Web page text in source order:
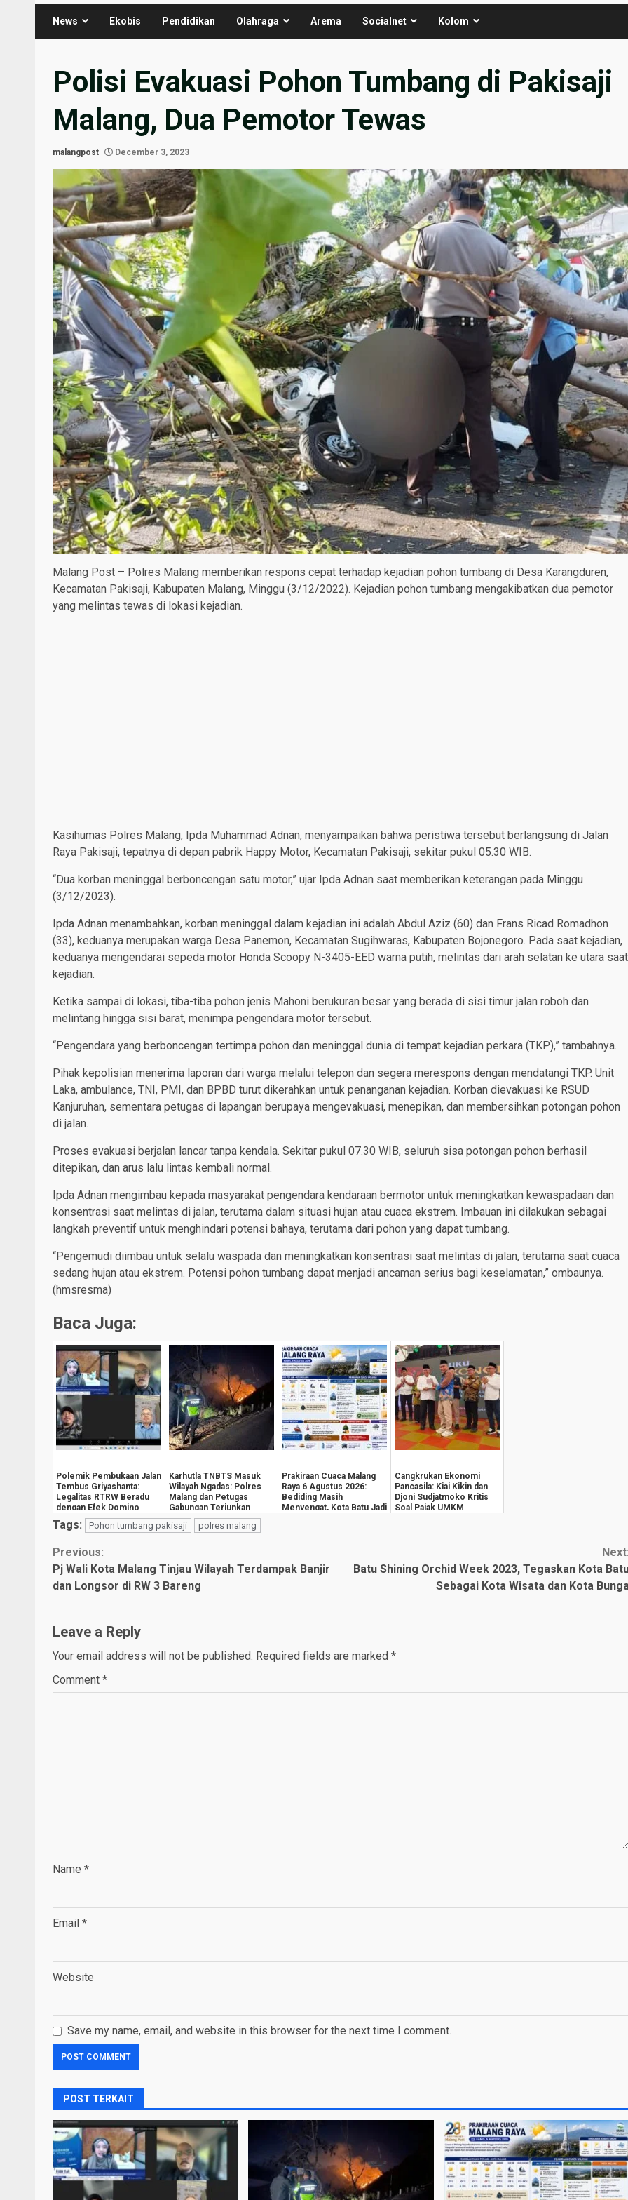
News Ekobis Pendidikan Olahraga Arema Socialnet Kolom
Polisi Evakuasi Pohon Tumbang di Pakisaji
Malang, Dua Pemotor Tewas
malangpost December 3, 2023
Malang Post – Polres Malang memberikan respons cepat terhadap kejadian pohon tumbang di Desa Karangduren,
Kecamatan Pakisaji, Kabupaten Malang, Minggu (3/12/2022). Kejadian pohon tumbang mengakibatkan dua pemotor
yang melintas tewas di lokasi kejadian.
Kasihumas Polres Malang, Ipda Muhammad Adnan, menyampaikan bahwa peristiwa tersebut berlangsung di Jalan
Raya Pakisaji, tepatnya di depan pabrik Happy Motor, Kecamatan Pakisaji, sekitar pukul 05.30 WIB.
“Dua korban meninggal berboncengan satu motor,” ujar Ipda Adnan saat memberikan keterangan pada Minggu
(3/12/2023).
Ipda Adnan menambahkan, korban meninggal dalam kejadian ini adalah Abdul Aziz (60) dan Frans Ricad Romadhon
(33), keduanya merupakan warga Desa Panemon, Kecamatan Sugihwaras, Kabupaten Bojonegoro. Pada saat kejadian,
keduanya mengendarai sepeda motor Honda Scoopy N-3405-EED warna putih, melintas dari arah selatan ke utara saat
kejadian.
Ketika sampai di lokasi, tiba-tiba pohon jenis Mahoni berukuran besar yang berada di sisi timur jalan roboh dan
melintang hingga sisi barat, menimpa pengendara motor tersebut.
“Pengendara yang berboncengan tertimpa pohon dan meninggal dunia di tempat kejadian perkara (TKP),” tambahnya.
Pihak kepolisian menerima laporan dari warga melalui telepon dan segera merespons dengan mendatangi TKP. Unit
Laka, ambulance, TNI, PMI, dan BPBD turut dikerahkan untuk penanganan kejadian. Korban dievakuasi ke RSUD
Kanjuruhan, sementara petugas di lapangan berupaya mengevakuasi, menepikan, dan membersihkan potongan pohon
di jalan.
Proses evakuasi berjalan lancar tanpa kendala. Sekitar pukul 07.30 WIB, seluruh sisa potongan pohon berhasil
ditepikan, dan arus lalu lintas kembali normal.
Ipda Adnan mengimbau kepada masyarakat pengendara kendaraan bermotor untuk meningkatkan kewaspadaan dan
konsentrasi saat melintas di jalan, terutama dalam situasi hujan atau cuaca ekstrem. Imbauan ini dilakukan sebagai
langkah preventif untuk menghindari potensi bahaya, terutama dari pohon yang dapat tumbang.
“Pengemudi diimbau untuk selalu waspada dan meningkatkan konsentrasi saat melintas di jalan, terutama saat cuaca
sedang hujan atau ekstrem. Potensi pohon tumbang dapat menjadi ancaman serius bagi keselamatan,” ombaunya.
(hmsresma)
Baca Juga:
Polemik Pembukaan Jalan
Tembus Griyashanta:
Legalitas RTRW Beradu
dengan Efek Domino
Kebijakan
Karhutla TNBTS Masuk
Wilayah Ngadas: Polres
Malang dan Petugas
Gabungan Terjunkan
Personel ke Jempla...
Prakiraan Cuaca Malang
Raya 6 Agustus 2026:
Bediding Masih
Menyengat, Kota Batu Jadi
Cangkrukan Ekonomi
Pancasila: Kiai Kikin dan
Djoni Sudjatmoko Kritis
Soal Pajak UMKM
Tags: Pohon tumbang pakisaji polres malang
Continue
Reading
Previous:
Pj Wali Kota Malang Tinjau Wilayah Terdampak Banjir
dan Longsor di RW 3 Bareng
Batu Shining Orchid Week 2023, Tegaskan Kota
Sebagai Kota Wisata dan Kota
Leave a Reply
Your email address will not be published. Required fields are marked *
Comment *
Name *
Email *
Website
Save my name, email, and website in this browser for the next time I comment.
POST TERKAIT